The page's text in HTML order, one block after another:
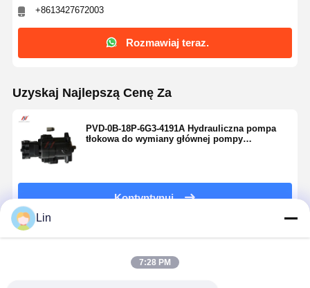
+8613427672003
Rozmawiaj teraz.
Uzyskaj Najlepszą Cenę Za
PVD-0B-18P-6G3-4191A Hydrauliczna pompa
tłokowa do wymiany głównej pompy
Kontyntynuj
Lin
7:28 PM